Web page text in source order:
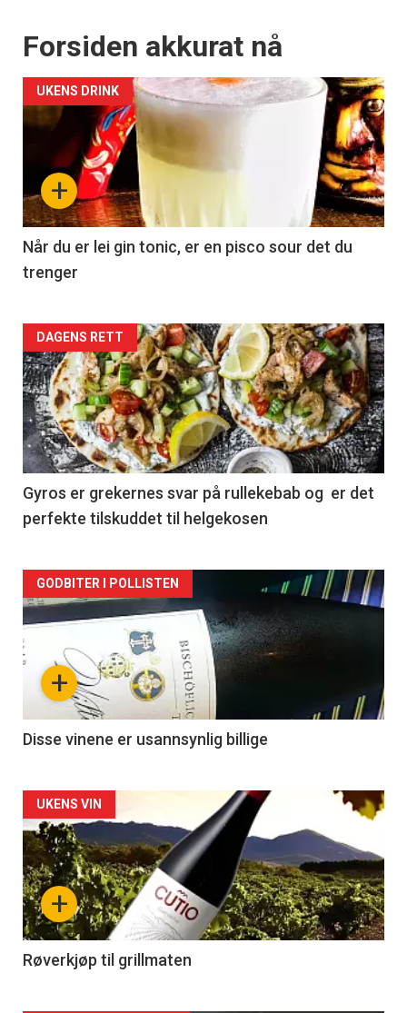
Forsiden akkurat nå
+
UKENS DRINK
Når du er lei gin tonic, er en pisco sour det du
trenger
Forsiden
akkurat
nå
-
2
DAGENS RETT
Gyros er grekernes svar på rullekebab og er det
perfekte tilskuddet til helgekosen
Forsiden
akkurat
nå
3
+
GODBITER I POLLISTEN
Disse vinene er usannsynlig billige
Forsiden
akkurat
nå
-
4
+
UKENS VIN
Røverkjøp til grillmaten